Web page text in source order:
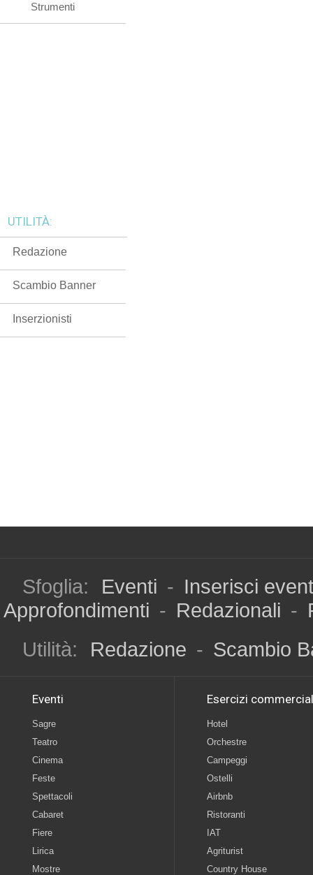
Strumenti
UTILITÀ:
Redazione
Scambio Banner
Inserzionisti
Sfoglia: Eventi - Inserisci
Approfondimenti - Redazionali -
Utilità:
Redazione - Scambio
Eventi
Sagre
Teatro
Cinema
Feste
Spettacoli
Cabaret
Fiere
Lirica
Mostre
Esercizi
Hotel
Orchestre
Campeggi
Ostelli
Airbnb
Ristoranti
IAT
Agriturist
Country House